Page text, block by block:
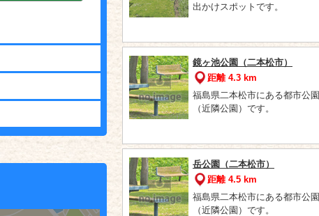
出かけスポットです。
鏡ヶ池公園（二本松市）
距離 4.3 km
福島県二本松市にある都市公園
（近隣公園）です。
岳公園（二本松市）
距離 4.5 km
福島県二本松市にある都市公園
（近隣公園）です。